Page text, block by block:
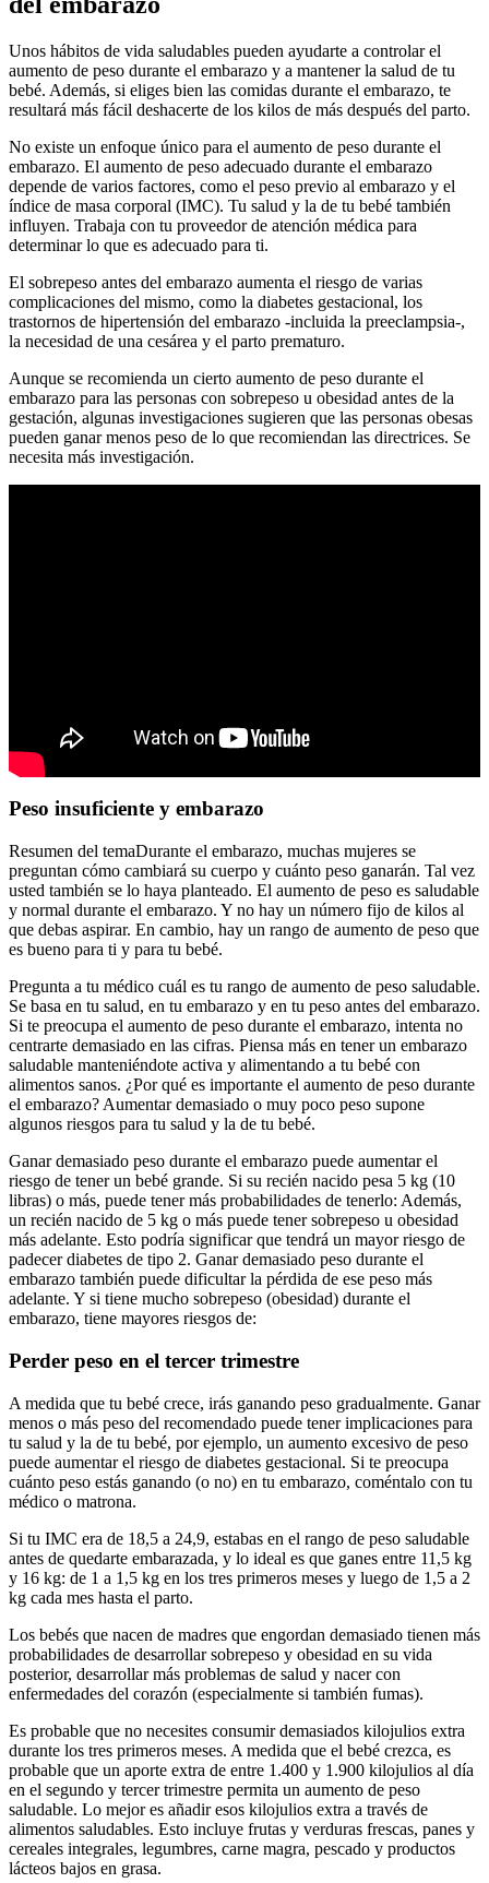
Unos hábitos de vida saludables pueden ayudarte a controlar el
aumento de peso durante el embarazo y a mantener la salud de tu
bebé. Además, si eliges bien las comidas durante el embarazo, te
resultará más fácil deshacerte de los kilos de más después del parto.
No existe un enfoque único para el aumento de peso durante el
embarazo. El aumento de peso adecuado durante el embarazo
depende de varios factores, como el peso previo al embarazo y el
índice de masa corporal (IMC). Tu salud y la de tu bebé también
influyen. Trabaja con tu proveedor de atención médica para
determinar lo que es adecuado para ti.
El sobrepeso antes del embarazo aumenta el riesgo de varias
complicaciones del mismo, como la diabetes gestacional, los
trastornos de hipertensión del embarazo -incluida la preeclampsia-,
la necesidad de una cesárea y el parto prematuro.
Aunque se recomienda un cierto aumento de peso durante el
embarazo para las personas con sobrepeso u obesidad antes de la
gestación, algunas investigaciones sugieren que las personas obesas
pueden ganar menos peso de lo que recomiendan las directrices. Se
necesita más investigación.
Peso insuficiente y embarazo
Resumen del temaDurante el embarazo, muchas mujeres se
preguntan cómo cambiará su cuerpo y cuánto peso ganarán. Tal vez
usted también se lo haya planteado. El aumento de peso es saludable
y normal durante el embarazo. Y no hay un número fijo de kilos al
que debas aspirar. En cambio, hay un rango de aumento de peso que
es bueno para ti y para tu bebé.
Pregunta a tu médico cuál es tu rango de aumento de peso saludable.
Se basa en tu salud, en tu embarazo y en tu peso antes del embarazo.
Si te preocupa el aumento de peso durante el embarazo, intenta no
centrarte demasiado en las cifras. Piensa más en tener un embarazo
saludable manteniéndote activa y alimentando a tu bebé con
alimentos sanos. ¿Por qué es importante el aumento de peso durante
el embarazo? Aumentar demasiado o muy poco peso supone
algunos riesgos para tu salud y la de tu bebé.
Ganar demasiado peso durante el embarazo puede aumentar el
riesgo de tener un bebé grande. Si su recién nacido pesa 5 kg (10
libras) o más, puede tener más probabilidades de tenerlo: Además,
un recién nacido de 5 kg o más puede tener sobrepeso u obesidad
más adelante. Esto podría significar que tendrá un mayor riesgo de
padecer diabetes de tipo 2. Ganar demasiado peso durante el
embarazo también puede dificultar la pérdida de ese peso más
adelante. Y si tiene mucho sobrepeso (obesidad) durante el
embarazo, tiene mayores riesgos de:
Perder peso en el tercer trimestre
A medida que tu bebé crece, irás ganando peso gradualmente. Ganar
menos o más peso del recomendado puede tener implicaciones para
tu salud y la de tu bebé, por ejemplo, un aumento excesivo de peso
puede aumentar el riesgo de diabetes gestacional. Si te preocupa
cuánto peso estás ganando (o no) en tu embarazo, coméntalo con tu
médico o matrona.
Si tu IMC era de 18,5 a 24,9, estabas en el rango de peso saludable
antes de quedarte embarazada, y lo ideal es que ganes entre 11,5 kg
y 16 kg: de 1 a 1,5 kg en los tres primeros meses y luego de 1,5 a 2
kg cada mes hasta el parto.
Los bebés que nacen de madres que engordan demasiado tienen más
probabilidades de desarrollar sobrepeso y obesidad en su vida
posterior, desarrollar más problemas de salud y nacer con
enfermedades del corazón (especialmente si también fumas).
Es probable que no necesites consumir demasiados kilojulios extra
durante los tres primeros meses. A medida que el bebé crezca, es
probable que un aporte extra de entre 1.400 y 1.900 kilojulios al día
en el segundo y tercer trimestre permita un aumento de peso
saludable. Lo mejor es añadir esos kilojulios extra a través de
alimentos saludables. Esto incluye frutas y verduras frescas, panes y
cereales integrales, legumbres, carne magra, pescado y productos
lácteos bajos en grasa.